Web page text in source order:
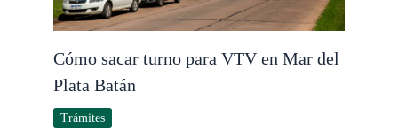
Cómo sacar turno para VTV en Mar del
Plata Batán
Trámites